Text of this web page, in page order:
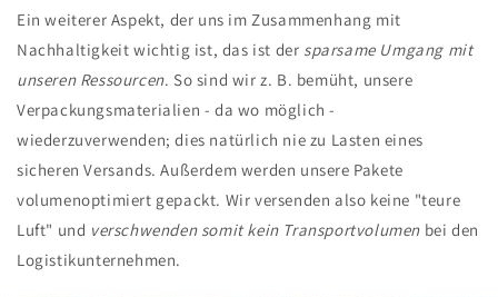
Ein weiterer Aspekt, der uns im Zusammenhang mit
Nachhaltigkeit wichtig ist, das ist der sparsame Umgang mit
unseren Ressourcen. So sind wir z. B. bemüht, unsere
Verpackungsmaterialien - da wo möglich -
wiederzuverwenden; dies natürlich nie zu Lasten eines
sicheren Versands. Außerdem werden unsere Pakete
volumenoptimiert gepackt. Wirversenden also keine "teure
Luft" und verschwenden somit kein Transportvolumen bei den
Logistikunternehmen.